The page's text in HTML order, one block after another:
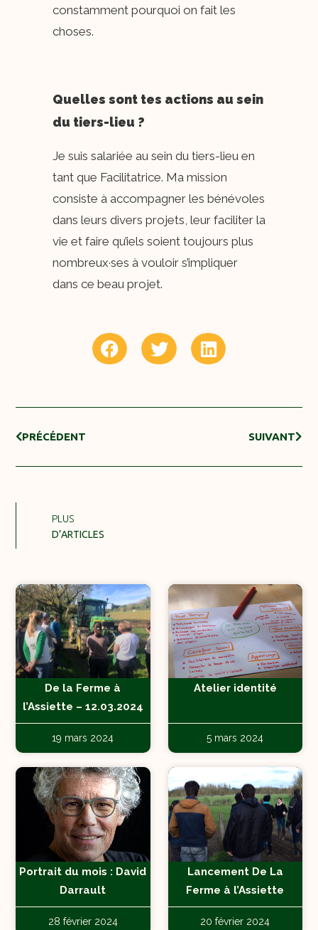
constamment pourquoi on fait les
choses.
Quelles sont tes actions au sein
du tiers-lieu ?
Je suis salariée au sein du tiers-lieu en
tant que Facilitatrice. Ma mission
consiste à accompagner les bénévoles
dans leurs divers projets, leur faciliter la
vie et faire qu’iels soient toujours plus
nombreux·ses à vouloir s’impliquer
dans ce beau projet.
PRÉCÉDENT SUIVANT
PLUS
D’ARTICLES
De la Ferme à
l’Assiette – 12.03.2024
19 mars 2024
Atelier identité
5 mars 2024
Portrait du mois : David
Darrault
28 février 2024
Lancement De La
Ferme à l’Assiette
20 février 2024